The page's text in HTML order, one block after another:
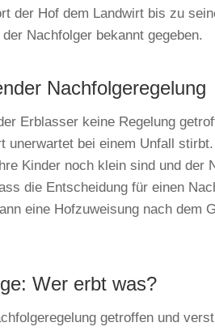
der Hof dem Landwirt bis zu
Nachfolger bekannt gegeben.
Nachfolgeregelung
Erblasser keine Regelung
unerwartet bei einem Unfall
Kinder noch klein sind und der
die Entscheidung für einen
eine Hofzuweisung nach dem
Wer erbt was?
getroffen und